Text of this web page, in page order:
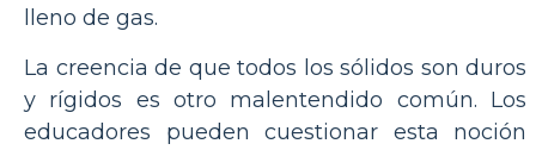
lleno de gas.
La creencia de que todos los sólidos son duros
y rígidos es otro malentendido común. Los
educadores pueden cuestionar esta noción